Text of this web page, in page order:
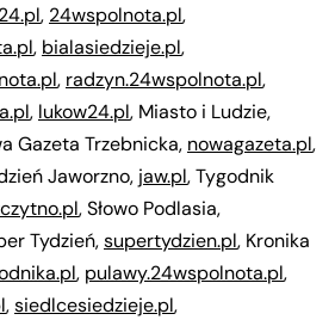
, 24wspolnota.pl,
, bialasiedzieje.pl,
, radzyn.24wspolnota.pl,
, lukow24.pl, Miasto i Ludzie,
Gazeta Trzebnicka, nowagazeta.pl,
Jaworzno, jaw.pl, Tygodnik
, Słowo Podlasia,
Tydzień,supertydzien.pl, Kronika
, pulawy.24wspolnota.pl,
,siedlcesiedzieje.pl,